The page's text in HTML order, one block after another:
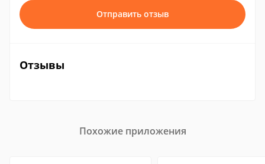
Отправить отзыв
Отзывы
Похожие приложения